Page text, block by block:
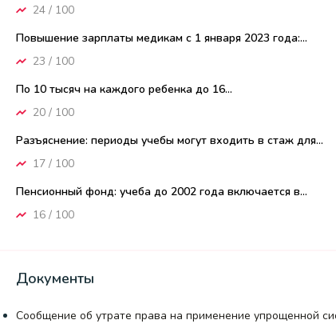
24 / 100
Повышение зарплаты медикам с 1 января 2023 года:...
23 / 100
По 10 тысяч на каждого ребенка до 16...
20 / 100
Разъяснение: периоды учебы могут входить в стаж для...
17 / 100
Пенсионный фонд: учеба до 2002 года включается в...
16 / 100
Документы
Сообщение об утрате права на применение упрощенной